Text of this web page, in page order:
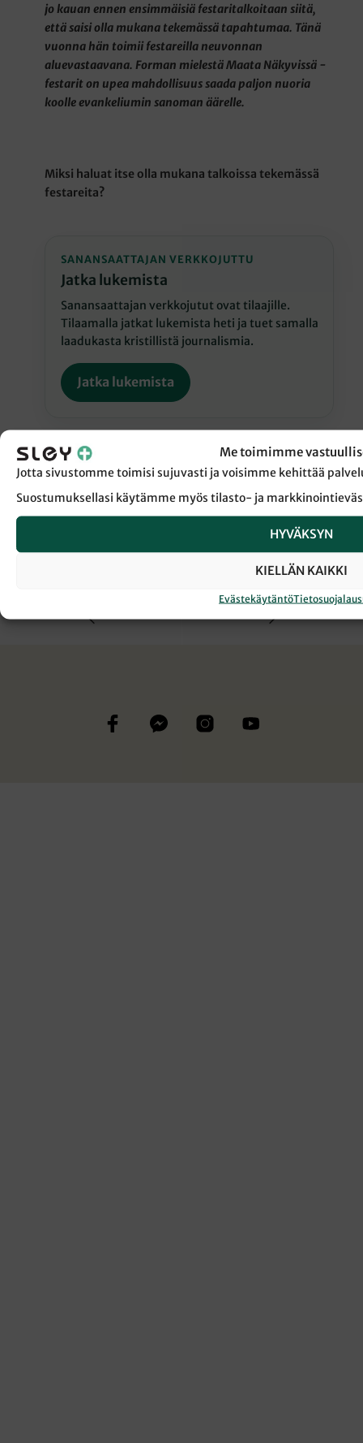
Me toimimme
Jotta sivustomme toimisi sujuvasti ja voisimme kehittää
Suostumuksellasi käytämme myös tilasto- ja
HYVÄKSYN
KIELLÄN KAIKKI
Evästekäytäntö
jo kauan ennen ensimmäisiä festaritalkoitaan siitä,
että saisi olla mukana tekemässä tapahtumaa. Tänä
vuonna hän toimii festareilla neuvonnan
aluevastaavana. Forman mielestä Maata Näkyvissä -
festarit on upea mahdollisuus saada paljon nuoria
koolle evankeliumin sanoman äärelle.
Miksi haluat itse olla mukana talkoissa tekemässä
festareita?
SANANSAATTAJAN VERKKOJUTTU
Jatka lukemista
Sanansaattajan verkkojutut ovat tilaajille.
Tilaamalla jatkat lukemista heti ja tuet samalla
laadukasta kristillistä journalismia.
Jatka lukemista
← Takaisin Sanansaattaja-lehden etusivulle
TALKOOTYÖ